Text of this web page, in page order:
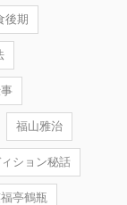
後期
福山雅治
ション秘話
亭鶴瓶